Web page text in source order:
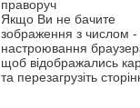
праворуч
Якщо Ви не бачите
зображення з числом -
настроювання
щоб відображались
та перезагрузіть